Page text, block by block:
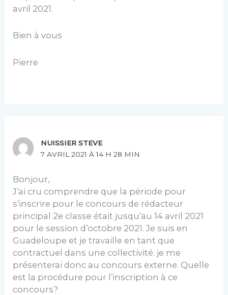
avril 2021.
Bien à vous
Pierre
NUISSIER STEVE
7 AVRIL 2021 À 14 H 28 MIN
Bonjour,
J’ai cru comprendre que la période pour
s’inscrire pour le concours de rédacteur
principal 2e classe était jusqu’au 14 avril 2021
pour le session d’octobre 2021. Je suis en
Guadeloupe et je travaille en tant que
contractuel dans une collectivité. je me
présenterai donc au concours externe. Quelle
est la procédure pour l’inscription à ce
concours?